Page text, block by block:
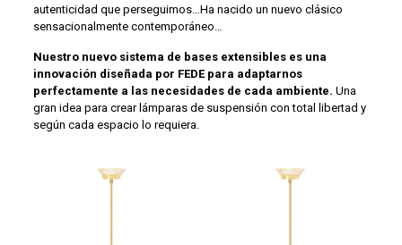
autenticidad que perseguimos…Ha nacido un nuevo clásico
sensacionalmente contemporáneo…
Nuestro nuevo sistema de bases extensibles es una
innovación diseñada por FEDE para adaptarnos
perfectamente a las necesidades de cada ambiente. Una
gran idea para crear lámparas de suspensión con total libertad y
según cada espacio lo requiera.